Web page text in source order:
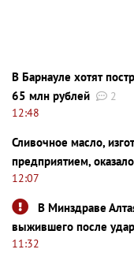
В Барнауле хотят
65 млн рублей
2
12:48
Сливочное масло,
предприятием,
12:07
В Минздраве
выжившего после
11:32